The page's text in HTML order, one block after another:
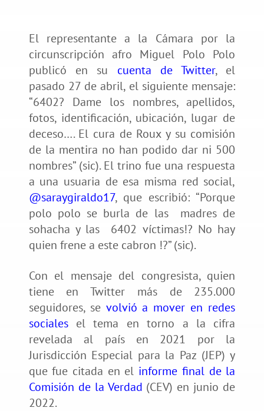
El representante a la Cámara por la
circunscripción afro Miguel Polo Polo
publicó en su cuenta de Twitter, el
pasado 27 de abril, el siguiente mensaje:
“6402? Dame los nombres, apellidos,
fotos, identificación, ubicación, lugar de
deceso…. El cura de Roux y su comisión
de la mentira no han podido dar ni 500
nombres” (sic). El trino fue una respuesta
a una usuaria de esa misma red social,
@saraygiraldo17, que escribió: “Porque
polo polo se burla de las madres de
sohacha y las 6402 víctimas!? No hay
quien frene a este cabron !?” (sic).
Con el mensaje del congresista, quien
tiene en Twitter más de 235.000
seguidores, se volvió a mover en redes
socialesel tema en torno a la cifra
revelada al país en 2021 por la
Jurisdicción Especial para la Paz (JEP) y
que fue citada en el informe final de la
Comisión de la Verdad (CEV) en junio de
2022.